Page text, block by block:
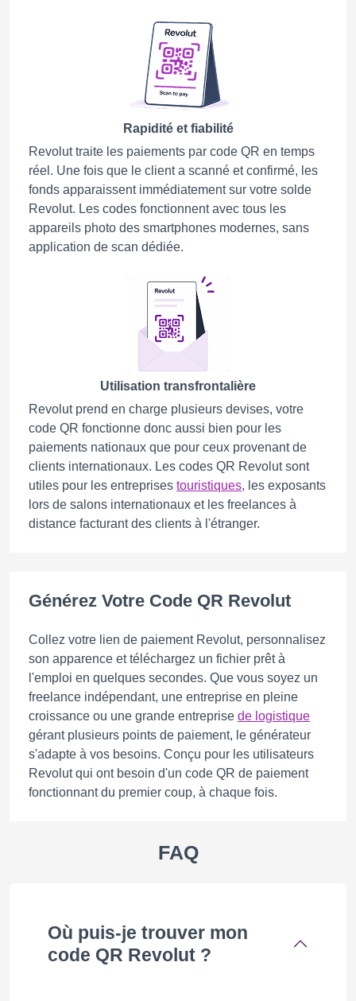
Rapidité et fiabilité
Revolut traite les paiements par code QR en temps
réel. Une fois que le client a scanné et confirmé, les
fonds apparaissent immédiatement sur votre solde
Revolut. Les codes fonctionnent avec tous les
appareils photo des smartphones modernes, sans
application de scan dédiée.
Utilisation transfrontalière
Revolut prend en charge plusieurs devises, votre
code QR fonctionne donc aussi bien pour les
paiements nationaux que pour ceux provenant de
clients internationaux. Les codes QR Revolut sont
utiles pour les entreprises touristiques, les exposants
lors de salons internationaux et les freelances à
distance facturant des clients à l'étranger.
Générez Votre Code QR Revolut
Collez votre lien de paiement Revolut, personnalisez
son apparence et téléchargez un fichier prêt à
l'emploi en quelques secondes. Que vous soyez un
freelance indépendant, une entreprise en pleine
croissance ou une grande entreprise de logistique
gérant plusieurs points de paiement, le générateur
s'adapte à vos besoins. Conçu pour les utilisateurs
Revolut qui ont besoin d'un code QR de paiement
fonctionnant du premier coup, à chaque fois.
FAQ
Où puis-je trouver mon
code QR Revolut ?